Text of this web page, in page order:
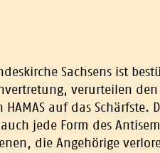
Sachsens ist
verurteilen
auf das Schärfste.
jede Form des
die Angehörige